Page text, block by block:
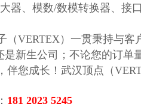
器、模数/数模转换器、接
）一贯秉持与客户
是新生公司；不论您的订单
成长！武汉顶点（
181 2023 5245